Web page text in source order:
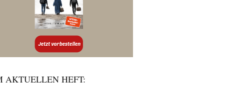
AKTUELLEN HEFT: